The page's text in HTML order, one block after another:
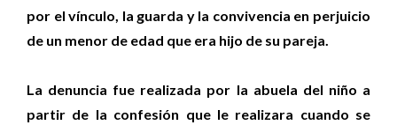
por el vínculo, la guarda y la convivencia en perjuicio
de un menor de edad que era hijo de su pareja.
La denuncia fue realizada por la abuela del niño a
partir de la confesión que le realizara cuando se